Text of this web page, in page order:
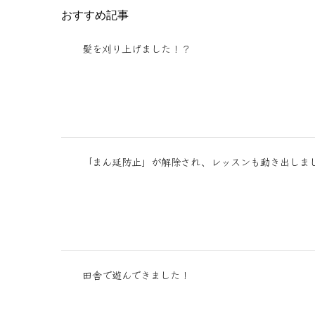
おすすめ記事
髪を刈り上げました！？
「まん延防止」が解除され、レッスンも動き出しま
田舎で遊んできました！